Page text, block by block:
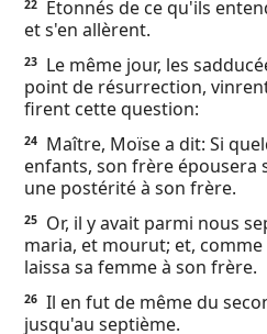
22
Étonnés de ce qu'ils
et s'en allèrent.
23
Le même jour, les
point de résurrection,
firent cette question:
24
Maître, Moïse a dit: Si
enfants, son frère épousera
une postérité à son frère.
25
Or, il y avait parmi nous
maria, et mourut; et,
laissa sa femme à son frère.
26 Il en fut de même du
jusqu'au septième.